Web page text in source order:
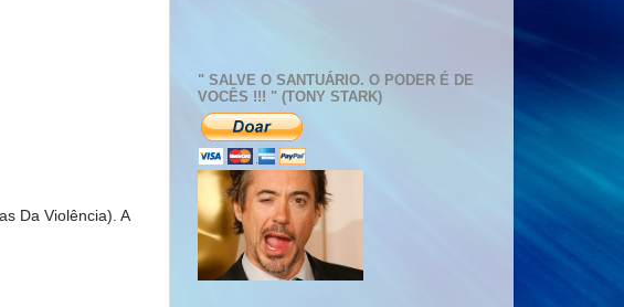
Da Violência). A
" SALVE O SANTUÁRIO. O PODER É DE
VOCÊS !!! " (TONY STARK)